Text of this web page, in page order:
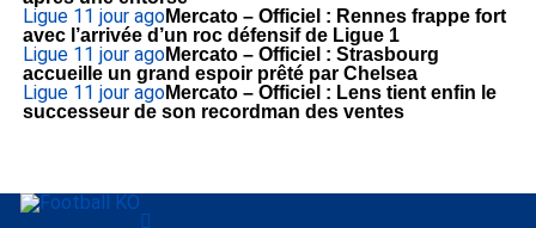
Ligue 11 jour agoMercato – Officiel : Rennes frappe fort
avec l’arrivée d’un roc défensif de Ligue 1
Ligue 11 jour agoMercato – Officiel : Strasbourg
accueille un grand espoir prêté par Chelsea
Ligue 11 jour agoMercato – Officiel : Lens tient enfin le
successeur de son recordman des ventes